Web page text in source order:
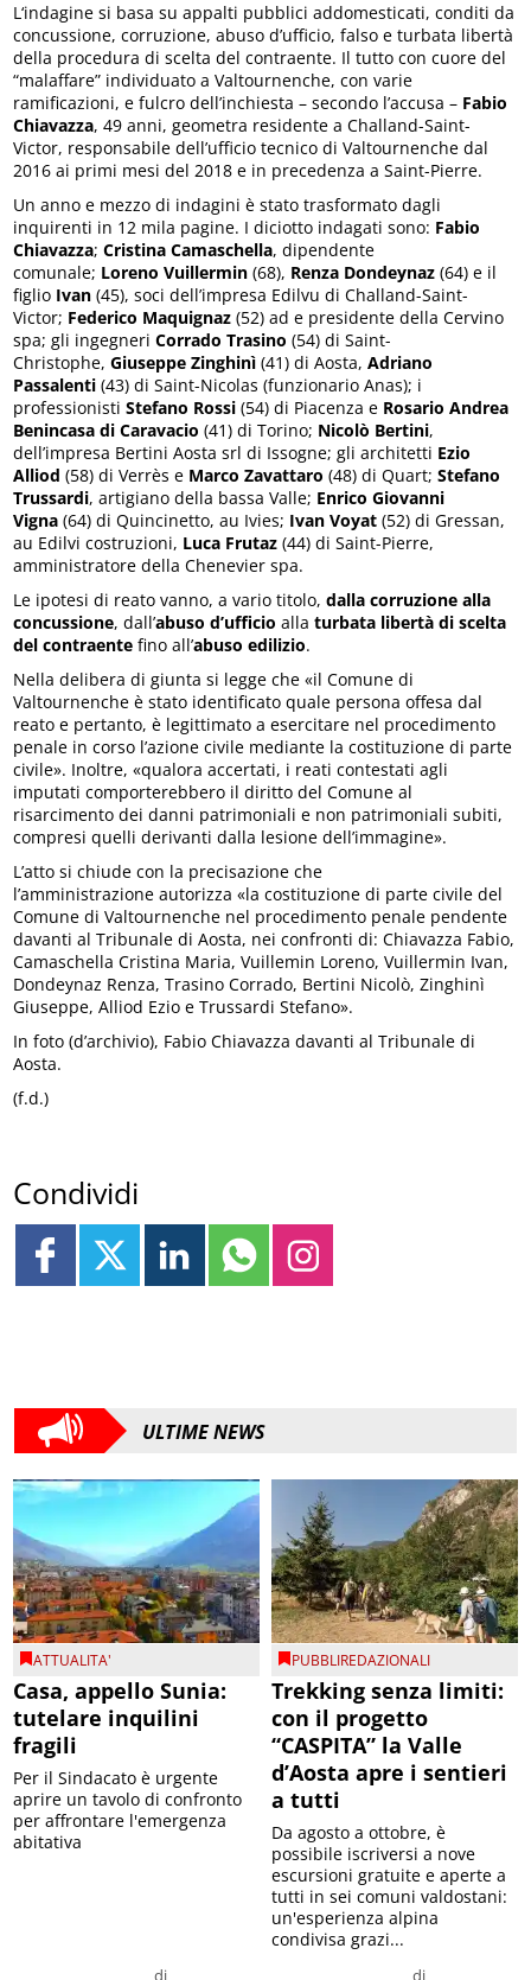
L‘indagine si basa su appalti pubblici addomesticati, conditi da
concussione, corruzione, abuso d’ufficio, falso e turbata libertà
della procedura di scelta del contraente. Il tutto con cuore del
“malaffare” individuato a Valtournenche, con varie
ramificazioni, e fulcro dell’inchiesta – secondo l’accusa – Fabio
Chiavazza, 49 anni, geometra residente a Challand-Saint-
Victor, responsabile dell’ufficio tecnico di Valtournenche dal
2016 ai primi mesi del 2018 e in precedenza a Saint-Pierre.
Un anno e mezzo di indagini è stato trasformato dagli
inquirenti in 12 mila pagine. I diciotto indagati sono: Fabio
Chiavazza;Cristina Camaschella, dipendente
comunale; Loreno Vuillermin (68), Renza Dondeynaz (64) e il
figlio Ivan (45), soci dell’impresa Edilvu di Challand-Saint-
Victor; Federico Maquignaz (52) ad e presidente della Cervino
spa; gli ingegneriCorrado Trasino (54) di Saint-
Christophe,Giuseppe Zinghinì (41) di Aosta, Adriano
Passalenti (43) di Saint-Nicolas (funzionario Anas); i
professionistiStefano Rossi (54) di Piacenza e Rosario Andrea
Benincasa di Caravacio (41) di Torino; Nicolò Bertini,
dell’impresa Bertini Aosta srl di Issogne; gli architetti Ezio
Alliod (58) di Verrès e Marco Zavattaro (48) di Quart;Stefano
Trussardi, artigiano della bassa Valle; Enrico Giovanni
Vigna (64) di Quincinetto, au Ivies; Ivan Voyat (52) di Gressan,
au Edilvi costruzioni, Luca Frutaz (44) di Saint-Pierre,
amministratore della Chenevier spa.
Le ipotesi di reato vanno, a vario titolo,dalla corruzione alla
concussione, dall’abuso d’ufficio alla turbata libertà di scelta
del contraente fino all’abuso edilizio.
Nella delibera di giunta si legge che «il Comune di
Valtournenche è stato identificato quale persona offesa dal
reato e pertanto, è legittimato a esercitare nel procedimento
penale in corso l’azione civile mediante la costituzione di parte
civile». Inoltre, «qualora accertati, i reati contestati agli
imputati comporterebbero il diritto del Comune al
risarcimento dei danni patrimoniali e non patrimoniali subiti,
compresi quelli derivanti dalla lesione dell’immagine».
L’atto si chiude con la precisazione che
l’amministrazione autorizza «la costituzione di parte civile del
Comune di Valtournenche nel procedimento penale pendente
davanti al Tribunale di Aosta, nei confronti di: Chiavazza Fabio,
Camaschella Cristina Maria, Vuillemin Loreno, Vuillermin Ivan,
Dondeynaz Renza, Trasino Corrado, Bertini Nicolò, Zinghinì
Giuseppe, Alliod Ezio e Trussardi Stefano».
In foto (d’archivio), Fabio Chiavazza davanti al Tribunale di
Aosta.
(f.d.)
Condividi
ULTIME NEWS
ATTUALITA'
Casa, appello Sunia:
tutelare inquilini
fragili
di
Per il Sindacato è urgente
aprire un tavolo di confronto
per affrontare l'emergenza
abitativa
PUBBLIREDAZIONALI
Trekking senza limiti:
con il progetto
“CASPITA” la Valle
d’Aosta apre i sentieri
a tutti
di
Da agosto a ottobre, è
possibile iscriversi a nove
escursioni gratuite e aperte a
tutti in sei comuni valdostani:
un'esperienza alpina
condivisa grazi...